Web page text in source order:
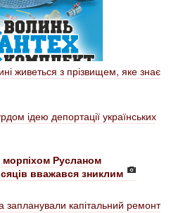
живеться з прізвищем, яке знає
ідею депортації українських
Русланом
вважався зниклим
запланували капітальний ремонт